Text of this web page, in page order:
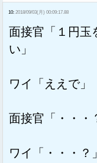
10: 2018/09/03(月) 00:09:17.88
面接官「１円玉
い」
ワイ「ええで」
面接官「・・・
ワイ「・・・？」